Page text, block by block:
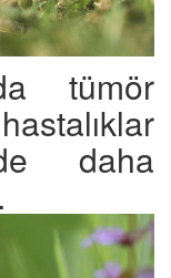
tümör
daha